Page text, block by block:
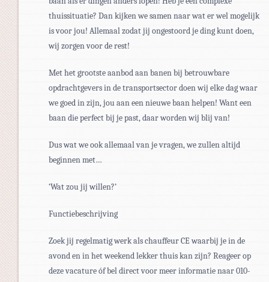
thuissituatie? Dan kijken we samen naar wat er wel mogelijk
is voor jou! Allemaal zodat jij ongestoord je ding kunt doen,
wij zorgen voor de rest!
Met het grootste aanbod aan banen bij betrouwbare
opdrachtgevers in de transportsector doen wij elke dag waar
we goed in zijn, jou aan een nieuwe baan helpen! Want een
baan die perfect bij je past, daar worden wij blij van!
Dus wat we ook allemaal van je vragen, we zullen altijd
beginnen met…
‘Wat zou jij willen?’
Functiebeschrijving
Zoek jij regelmatig werk als chauffeur CE waarbij je in de
avond en in het weekend lekker thuis kan zijn? Reageer op
deze vacature óf bel direct voor meer informatie naar 010-